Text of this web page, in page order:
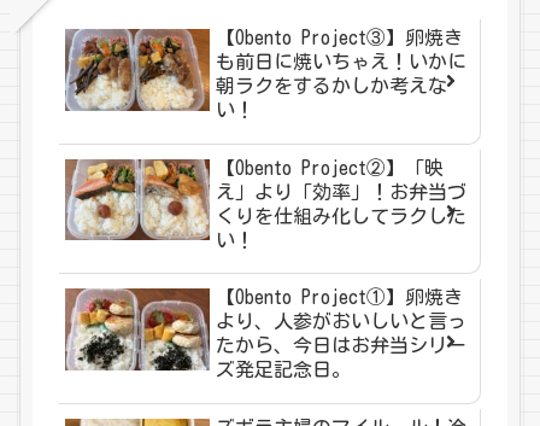
【Obento Project③】卵焼き
も前日に焼いちゃえ！いかに
朝ラクをするかしか考えな
い！
【Obento Project②】「映
え」より「効率」！お弁当づ
くりを仕組み化してラクした
い！
【Obento Project①】卵焼き
より、人参がおいしいと言っ
たから、今日はお弁当シリー
ズ発足記念日。